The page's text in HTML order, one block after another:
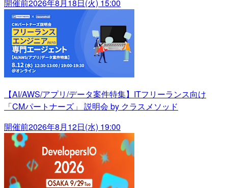
開催前2026年8月18日(火) 15:00
【AI/AWS/アプリ/データ案件特集】ITフリーランス向け
「CMパートナーズ」 説明会 by クラスメソッド
開催前2026年8月12日(水) 19:00